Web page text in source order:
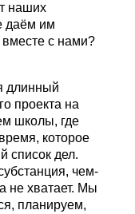
наших
даём им
вместе с нами?
длинный
проекта на
школы, где
которое
список дел.
чем-
не хватает. Мы
планируем,